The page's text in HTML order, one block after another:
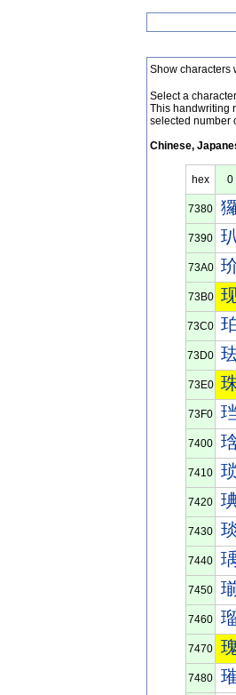
Show characters
Select a
This handwriting
selected number
Chinese,
hex 0
7380
7390 玐
73A0
73B0
73C0
73D0
73E0
73F0
7400
7410
7420
7430
7440
7450
7460
7470
7480